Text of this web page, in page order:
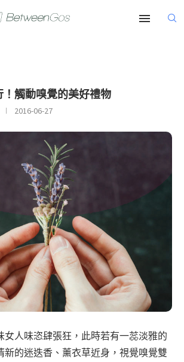
觸動嗅覺的美好禮物
2016-06-27
女人味恣肆張狂，此時若有一蕊淡雅的
新的迷迭香、薰衣草近身，視覺嗅覺雙